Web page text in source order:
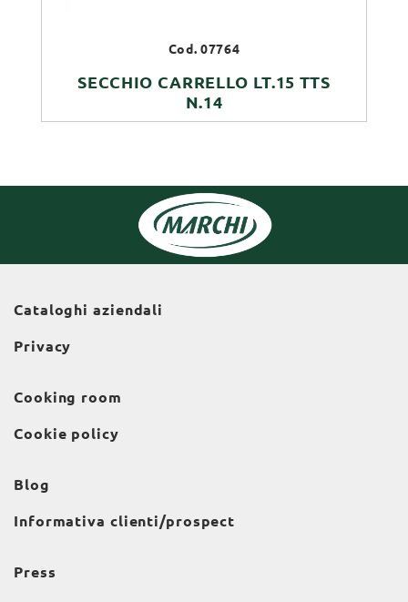
Cod. 07764
SECCHIO CARRELLO LT.15 TTS
N.14
Cataloghi aziendali
Privacy
Cooking room
Cookie policy
Blog
Informativa clienti/prospect
Press